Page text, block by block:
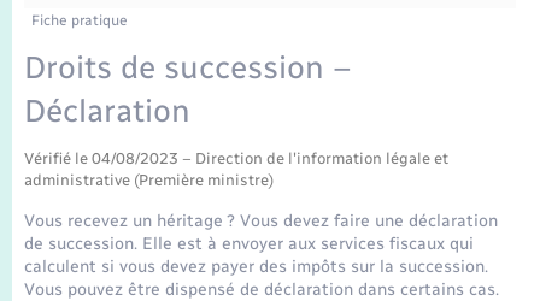
Mariage – PACS
Parrainage civil
Recensement
Fiche pratique
Droits de succession –
Déclaration
Vérifié le 04/08/2023 – Direction de l'information légale et
administrative (Première ministre)
Vous recevez un héritage ? Vous devez faire une déclaration
de succession. Elle est à envoyer aux services fiscaux qui
calculent si vous devez payer des impôts sur la succession.
Vous pouvez être dispensé de déclaration dans certains cas.